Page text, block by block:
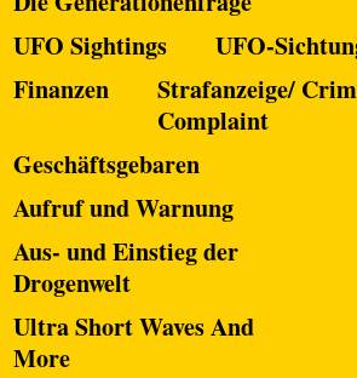
UFO Sightings
UFO-
Finanzen
Strafanzeige/
Complaint
Geschäftsgebaren
Aufruf und Warnung
Aus- und Einstieg der
Drogenwelt
Ultra Short Waves And
More